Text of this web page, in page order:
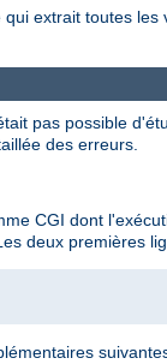
extrait toutes
pas possible
des erreurs.
CGI dont
deux premières